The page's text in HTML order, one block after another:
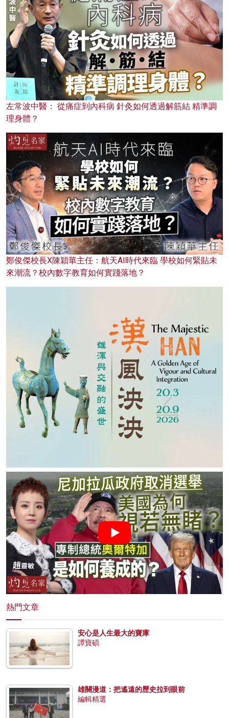
左常波中醫： 從痛症到內科病 針灸如何透過解筋結 精準調
理身體？
鄭俊傑校長X陳穎華主任：航天AI時代來臨 學校如何緊貼未
來潮流？校內數字教育如何實踐落地？
熱門文章
安心是人生最大的寶庫
譚寶碩
雄關漫道：把遙遠的歷史拉到眼前
編輯精選